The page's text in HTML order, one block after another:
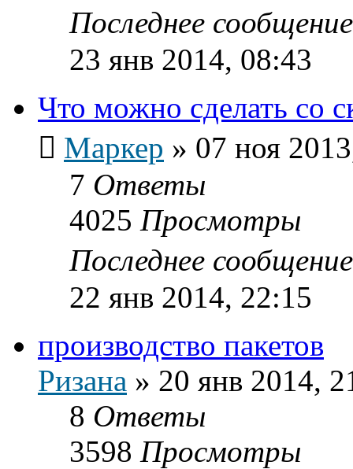
Последнее
23 янв 2014, 08:43
Что можно сделать со
Маркер » 07 ноя
7 Ответы
4025 Просмотры
Последнее
22 янв 2014, 22:15
производство пакетов
Ризана » 20 янв 2014,
8 Ответы
3598 Просмотры